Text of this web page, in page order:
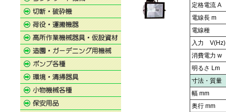
定格電流 A
電線長 m
電線種
入力 V(Hz)
消費電力 w
明るさ Lm
寸法・質量
幅 mm
奥行 mm